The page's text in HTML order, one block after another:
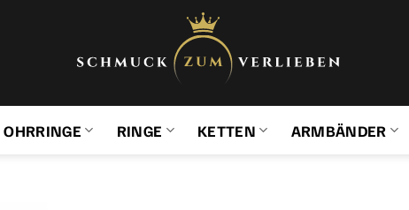
OHRRINGE RINGE KETTEN ARMBÄNDER